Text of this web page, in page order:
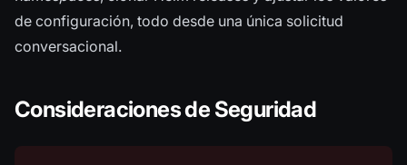
de configuración, todo desde una única solicitud
conversacional.
Consideraciones de Seguridad